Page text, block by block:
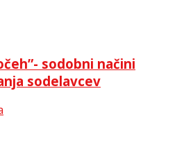
sodobni načini
sodelavcev